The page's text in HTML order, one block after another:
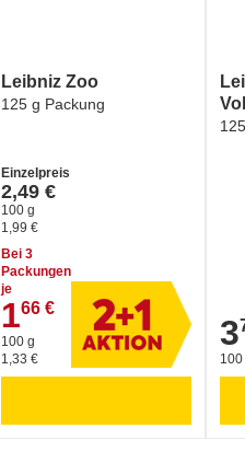
Leibniz Zoo
125 g Packung
Einzelpreis
2,49 €
100 g
1,99 €
Bei 3
Packungen
je
1,66 €
166 €
100 g
1,33 €
3